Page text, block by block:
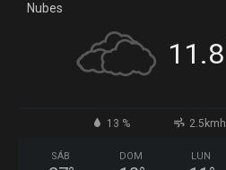
Nubes
11.8
13 % 2.5kmh
SÁB DOM LUN